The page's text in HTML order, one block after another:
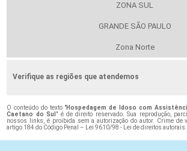
ZONA SUL
GRANDE SÃO PAULO
Zona Norte
Verifique as regiões que atendemos
O conteúdo do texto "Hospedagem de Idoso com
Caetano do Sul " é de direito reservado. Sua reprodução,
nossos links, é proibida sem a autorização do autor. Crime de
artigo 184 do Código Penal –
Lei 9610/98 - Lei de direitos autorais